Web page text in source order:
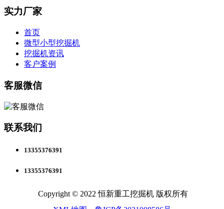
实力厂家
首页
微型小型挖掘机
挖掘机资讯
客户案例
客服微信
联系我们
13355376391
13355376391
Copyright © 2022 恒新重工挖掘机 版权所有